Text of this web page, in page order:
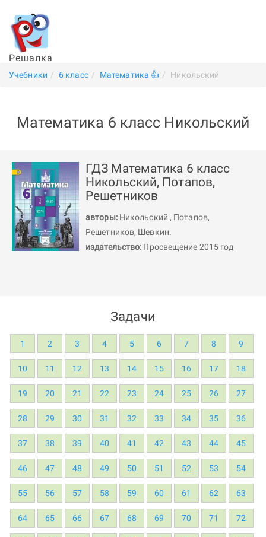
Решалка
Учебники 6 класс Математика 👍 Никольский
Математика 6 класс Никольский
ГДЗ Математика 6 класс
Никольский, Потапов,
Решетников
авторы: Никольский , Потапов,
Решетников, Шевкин.
издательство: Просвещение 2015 год
Задачи
1 2 3 4 5 6 7 8 9
10 11 12 13 14 15 16 17 18
19 20 21 22 23 24 25 26 27
28 29 30 31 32 33 34 35 36
37 38 39 40 41 42 43 44 45
46 47 48 49 50 51 52 53 54
55 56 57 58 59 60 61 62 63
64 65 66 67 68 69 70 71 72